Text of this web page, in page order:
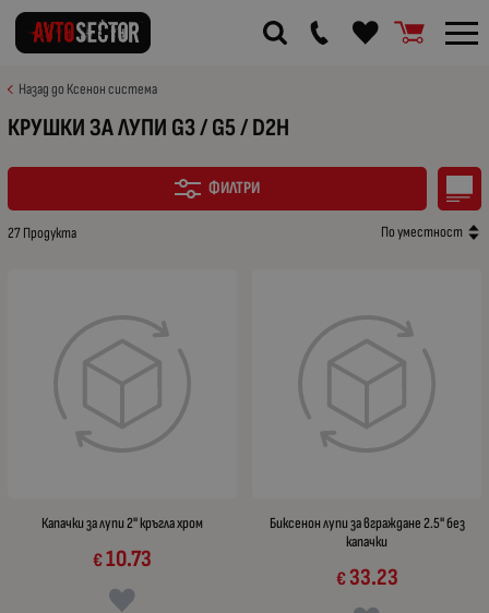
Назад до Ксенон система
КРУШКИ ЗА ЛУПИ G3 / G5 / D2H
ФИЛТРИ
27 Продукта По уместност
Капачки за лупи 2" кръгла хром
10.73
€
Биксенон лупи за вграждане 2.5" без
капачки
33.23
€